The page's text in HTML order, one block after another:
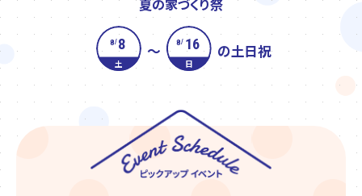
8/ 8
土
～ 8/ 16
日
の土日祝